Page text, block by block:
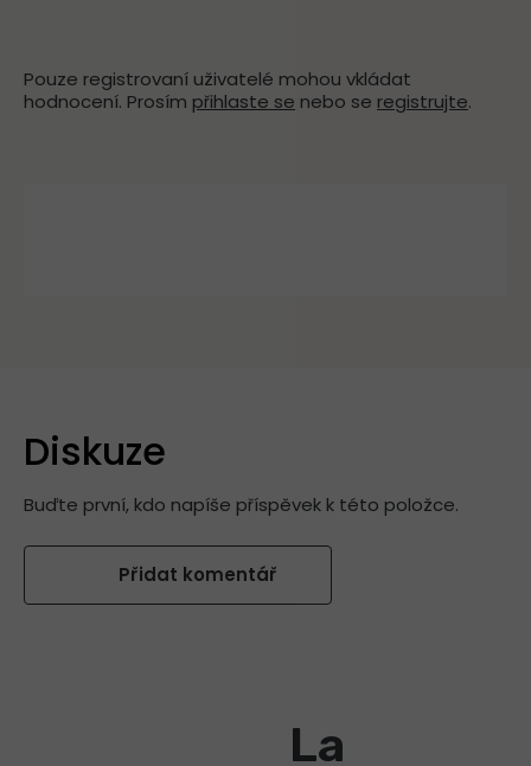
Pouze registrovaní uživatelé mohou vkládat
hodnocení. Prosím přihlaste se nebo se registrujte.
Diskuze
Buďte první, kdo napíše příspěvek k této položce.
Přidat komentář
La